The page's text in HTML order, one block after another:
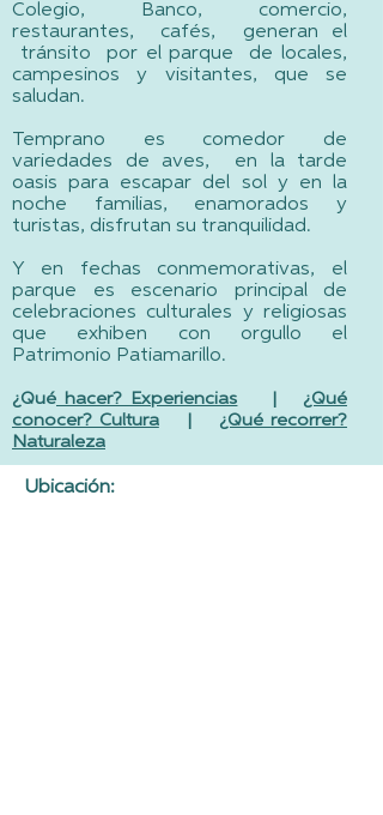
Colegio, Banco, comercio,
restaurantes, cafés, generan el
tránsito por el parque de locales,
campesinos y visitantes, que se
saludan.
Temprano es comedor de
variedades de aves, en la tarde
oasis para escapar del sol y en la
noche familias, enamorados y
turistas, disfrutan su tranquilidad.
Y en fechas conmemorativas, el
parque es escenario principal de
celebraciones culturales y religiosas
que exhiben con orgullo el
Patrimonio Patiamarillo.
¿Qué hacer? Experiencias
¿Qué
conocer? Cultura| ¿Qué recorrer?
Naturaleza
Ubicación: